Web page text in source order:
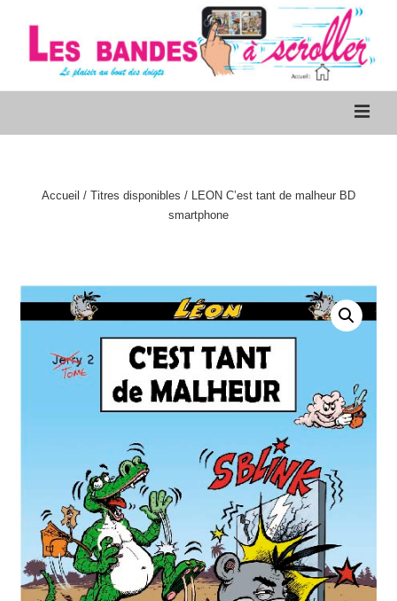
Navigation
Accueil / Titres disponibles / LEON C’est tant de malheur BD
smartphone